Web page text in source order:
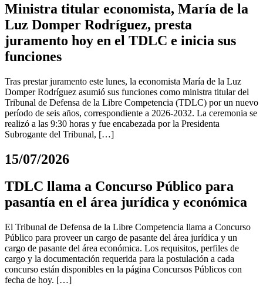
Ministra titular economista, María de la
Luz Domper Rodríguez, presta
juramento hoy en el TDLC e inicia sus
funciones
Tras prestar juramento este lunes, la economista María de la Luz
Domper Rodríguez asumió sus funciones como ministra titular del
Tribunal de Defensa de la Libre Competencia (TDLC) por un nuevo
período de seis años, correspondiente a 2026-2032. La ceremonia se
realizó a las 9:30 horas y fue encabezada por la Presidenta
Subrogante del Tribunal, […]
15/07/2026
TDLC llama a Concurso Público para
pasantía en el área jurídica y económica
El Tribunal de Defensa de la Libre Competencia llama a Concurso
Público para proveer un cargo de pasante del área jurídica y un
cargo de pasante del área económica. Los requisitos, perfiles de
cargo y la documentación requerida para la postulación a cada
concurso están disponibles en la página Concursos Públicos con
fecha de hoy. […]